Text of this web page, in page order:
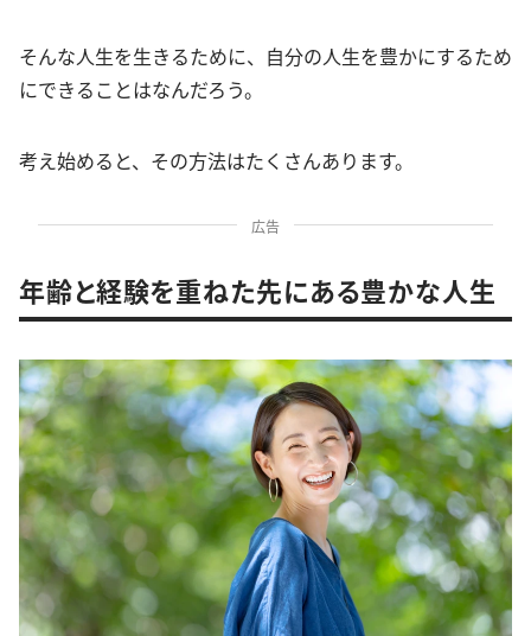
そんな人生を生きるために、自分の人生を豊かにするため
にできることはなんだろう。
考え始めると、その方法はたくさんあります。
広告
年齢と経験を重ねた先にある豊かな人生